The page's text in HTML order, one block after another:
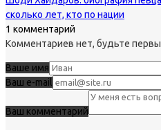
сколько лет, кто по нации
1 комментарий
Комментариев нет, будьте
Ваше имя
Ваш e-mail
Ваш комментарий